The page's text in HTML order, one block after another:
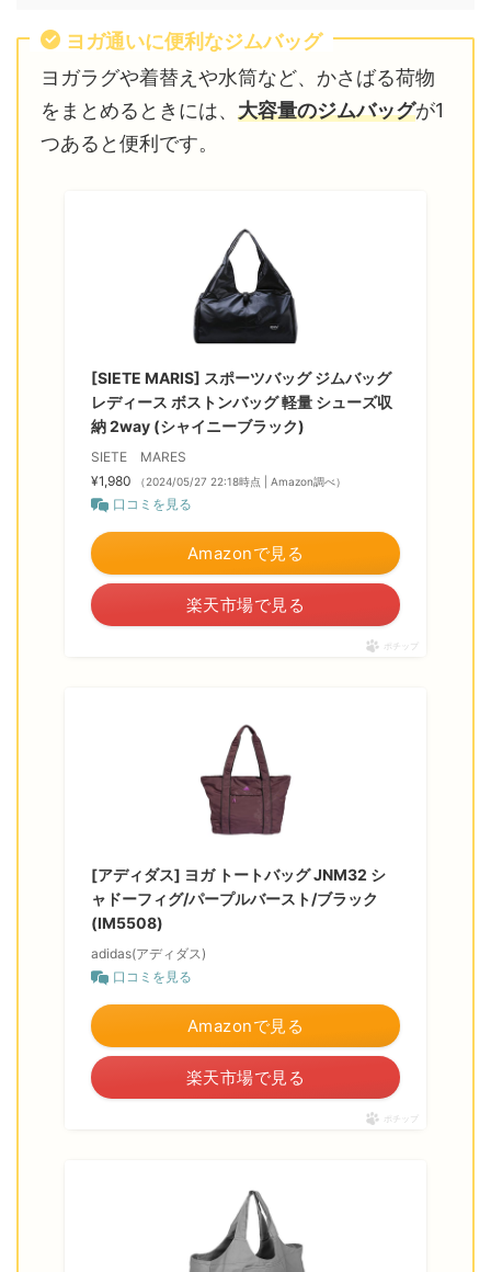
ヨガ通いに便利なジムバッグ
ヨガラグや着替えや水筒など、かさばる荷物
をまとめるときには、 大容量のジムバッグが1
つあると便利です。
[SIETE MARIS] スポーツバッグ ジムバッグ
レディース ボストンバッグ 軽量 シューズ収
納 2way (シャイニーブラック)
SIETE MARES
¥1,980
（2024/05/27 22:18時点 | Amazon調べ）
口コミを見る
Amazonで見る
楽天市場で見る
ポチップ
[アディダス] ヨガ トートバッグ JNM32 シ
ャドーフィグ/パープルバースト/ブラック
(IM5508)
adidas(アディダス)
口コミを見る
Amazonで見る
楽天市場で見る
ポチップ